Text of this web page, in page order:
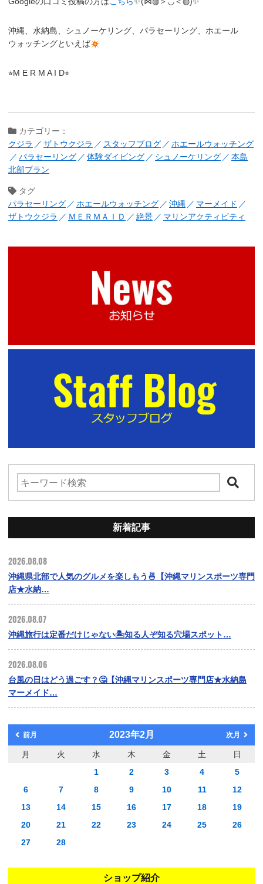
沖縄、水納島、シュノーケリング、パラセーリング、ホエール
ウォッチングといえば
⭐︎M E R M A I D⭐︎
カテゴリー：
クジラ
ザトウクジラ スタッフブログ
ホエールウォッチング
パラセーリング
体験ダイビング シュノーケリング
本島
北部プラン
タグ
パラセーリング
ホエールウォッチング 沖縄
マーメイド
ザトウクジラ
ＭＥＲＭＡＩＤ 絶景 マリンアクティビティ
新着記事
2026.08.08
沖縄県北部で人気のグルメを楽しもう🍜【沖縄マリンスポーツ専門
店★水納…
2026.08.07
沖縄旅行は定番だけじゃない🏝️知る人ぞ知る穴場スポット…
2026.08.06
台風の日はどう過ごす？🤔【沖縄マリンスポーツ専門店★水納島
マーメイド…
前月 2023年2月 次月
月 火 水 木 金 土
日
1
2 3 4
5
6
7 8 9 10 11
12
13
14 15 16 17 18
19
20
21 22 23 24 25
26
27
28
ショップ紹介